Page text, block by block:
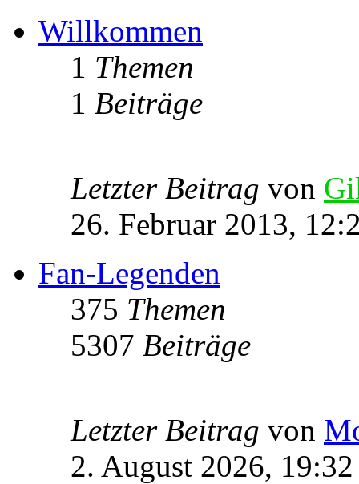
Willkommen
1 Themen
1 Beiträge
Letzter Beitrag von
26. Februar 2013,
Fan-Legenden
375 Themen
5307 Beiträge
Letzter Beitrag von
2. August 2026, 19:32